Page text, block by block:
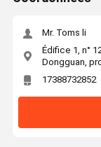
Mr. Toms li
Édifice 1, n°
Dongguan,
17388732852